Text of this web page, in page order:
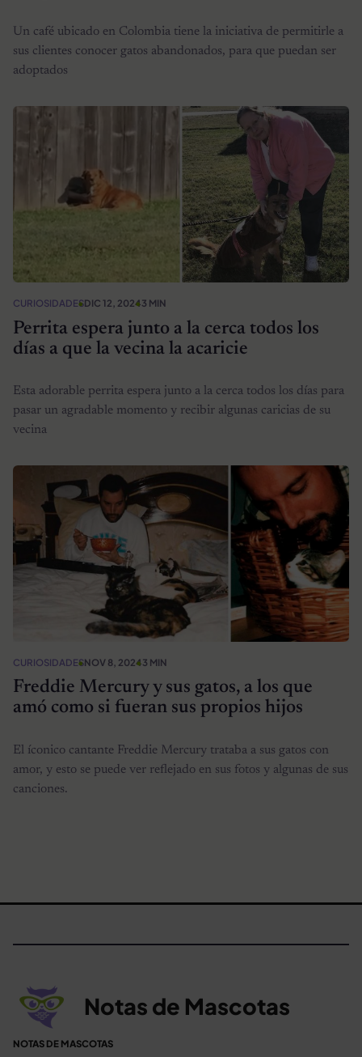
Un café ubicado en Colombia tiene la iniciativa de permitirle a
sus clientes conocer gatos abandonados, para que puedan ser
adoptados
CURIOSIDADESDIC 12, 20243 MIN
Perrita espera junto a la cerca todos los
días a que la vecina la acaricie
Esta adorable perrita espera junto a la cerca todos los días para
pasar un agradable momento y recibir algunas caricias de su
vecina
CURIOSIDADESNOV 8, 20243 MIN
Freddie Mercury y sus gatos, a los que
amó como si fueran sus propios hijos
El íconico cantante Freddie Mercury trataba a sus gatos con
amor, y esto se puede ver reflejado en sus fotos y algunas de sus
canciones.
Notas de Mascotas
NOTAS DE MASCOTAS